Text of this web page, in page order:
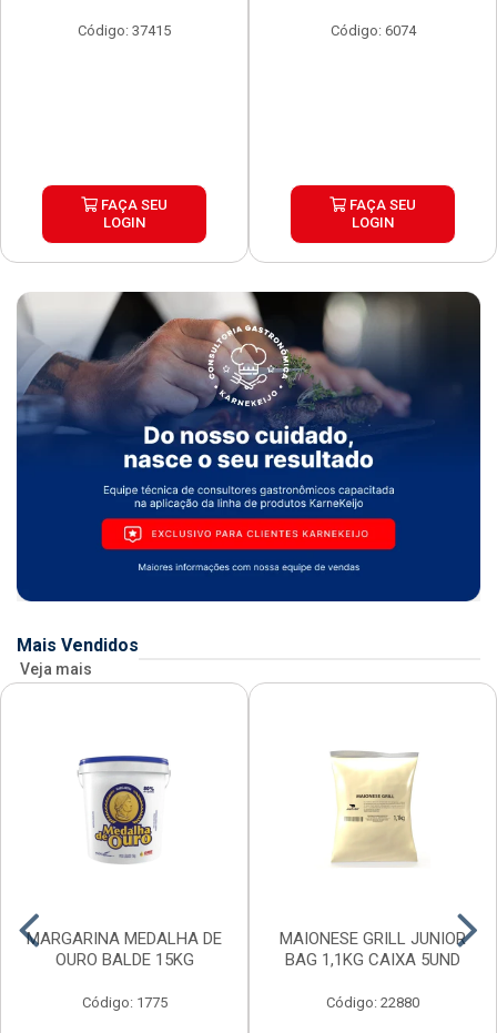
Código: 37415
FAÇA SEU
LOGIN
Código: 6074
FAÇA SEU
LOGIN
Mais Vendidos
Veja mais
MARGARINA MEDALHA DE
OURO BALDE 15KG
Código: 1775
MAIONESE GRILL JUNIOR
BAG 1,1KG CAIXA 5UND
Código: 22880